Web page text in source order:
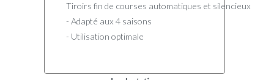
Tiroirs fin de courses automatiques et silencieux
- Adapté aux 4 saisons
- Utilisation optimale